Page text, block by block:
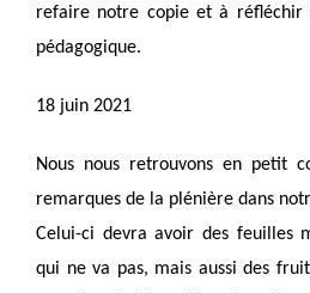
refaire notre copie et à réfléchir
pédagogique.
18 juin 2021
Nous nous retrouvons en petit
remarques de la plénière dans
Celui-ci devra avoir des feuilles
qui ne va pas, mais aussi des